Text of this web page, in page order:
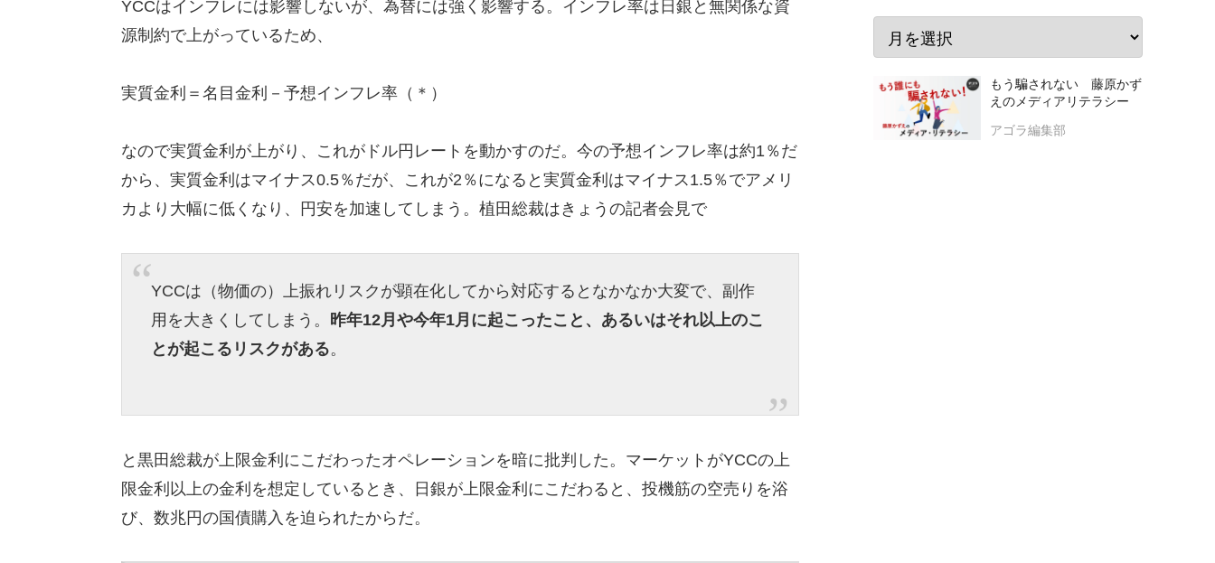
YCCはインフレには影響しないが、為替には強く影響する。インフレ率は日銀と無関係な資
源制約で上がっているため、
実質金利＝名目金利－予想インフレ率（＊）
なので実質金利が上がり、これがドル円レートを動かすのだ。今の予想インフレ率は約1％だ
から、実質金利はマイナス0.5％だが、これが2％になると実質金利はマイナス1.5％でアメリ
カより大幅に低くなり、円安を加速してしまう。植田総裁はきょうの記者会見で
YCCは（物価の）上振れリスクが顕在化してから対応するとなかなか大変で、副作
用を大きくしてしまう。
昨年12月や今年1月に起こったこと、あるいはそれ以上のこ
とが起こるリスクがある。
と黒田総裁が上限金利にこだわったオペレーションを暗に批判した。マーケットがYCCの上
限金利以上の金利を想定しているとき、日銀が上限金利にこだわると、投機筋の空売りを浴
び、数兆円の国債購入を迫られたからだ。
もう騙されない 藤原かず
えのメディアリテラシー
アゴラ編集部